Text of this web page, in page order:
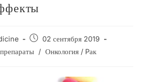
Запись
опубликована:
02 сентября 2019
/ Онкология / Pак